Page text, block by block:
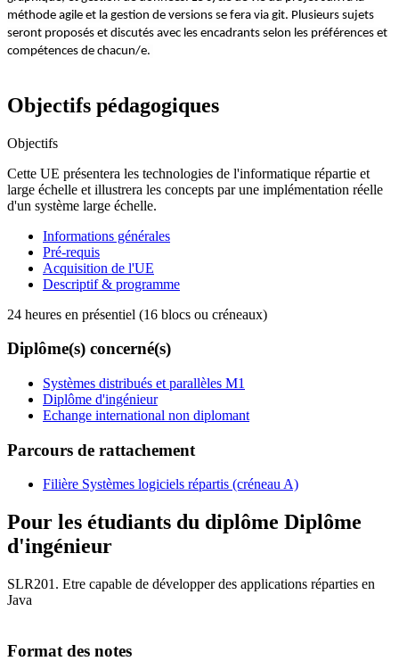
méthode agile et la gestion de versions se fera via git. Plusieurs sujets
seront proposés et discutés avec les encadrants selon les préférences et
compétences de chacun/e.
Objectifs pédagogiques
Objectifs
Cette UE présentera les technologies de l'informatique répartie et
large échelle et illustrera les concepts par une implémentation réelle
d'un système large échelle.
Informations générales
Pré-requis
Acquisition de l'UE
Descriptif & programme
24 heures en présentiel (16 blocs ou créneaux)
Diplôme(s) concerné(s)
Systèmes distribués et parallèles M1
Diplôme d'ingénieur
Echange international non diplomant
Parcours de rattachement
Filière Systèmes logiciels répartis (créneau A)
Pour les étudiants du diplôme Diplôme
d'ingénieur
SLR201. Etre capable de développer des applications réparties en
Java
Format des notes